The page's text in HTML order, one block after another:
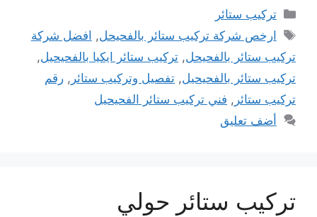
التصنيفات
تركيب ستائر
الوسوم
ارخص شركة تركيب ستائر بالفحيحل, افضل شركة
تركيب ستائر بالفحيحل, تركيب ستائر ايكيا بالفحيحيل,
تركيب ستائر بالفحيحيل, تفصيل وتركيب ستائر , رقم
تركيب ستائر , فني تركيب ستائر الفحيحيل
أضف تعليق
تركيب ستائر حولي